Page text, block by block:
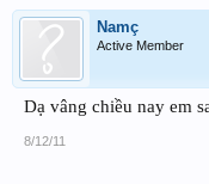
Namç
Active Member
Dạ vâng chiều nay em
8/12/11